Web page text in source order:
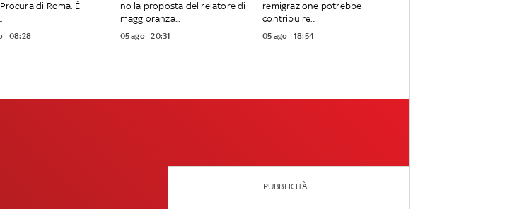
di Roma. È
- 08:28
no la proposta del relatore di
maggioranza...
05 ago - 20:31
remigrazione potrebbe
contribuire...
05 ago - 18:54
PUBBLICITÀ